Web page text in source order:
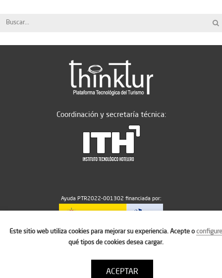
Coordinación y secretaría técnica:
Ayuda PTR2022-001302 financiada por:
MICIU/AEI/10.13039/501100011033
Política de cookies Condiciones de uso
Este sitio web utiliza cookies para mejorar su experiencia. Acepte oconfigure
qué tipos de cookies desea cargar.
ACEPTAR